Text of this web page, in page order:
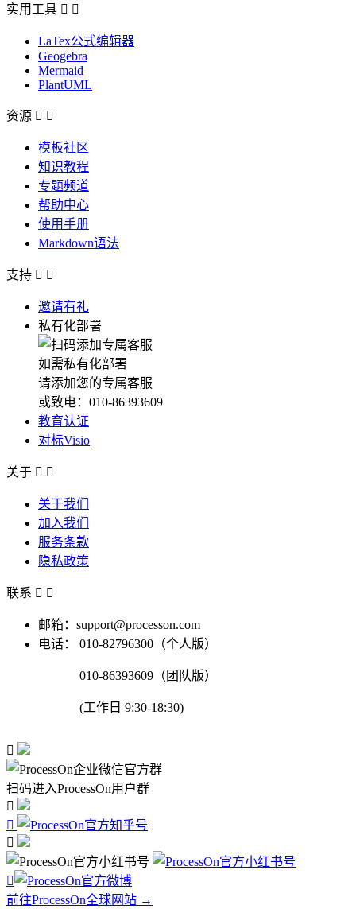
实用工具  
LaTex公式编辑器
Geogebra
Mermaid
PlantUML
资源  
模板社区
知识教程
专题频道
帮助中心
使用手册
Markdown语法
支持  
邀请有礼
私有化部署
如需私有化部署
请添加您的专属客服
或致电：010-86393609
教育认证
对标Visio
关于  
关于我们
加入我们
服务条款
隐私政策
联系  
邮箱：support@processon.com
电话：
010-82796300（个人版）
010-86393609（团队版）
(工作日 9:30-18:30)

扫码进入ProcessOn用户群




前往ProcessOn全球网站 →